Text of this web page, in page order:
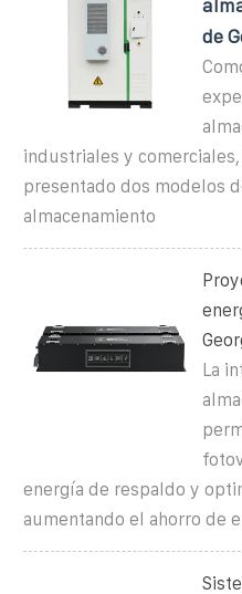
de
industriales y
presentado dos modelos
almacenamiento
La
energía de respaldo y
aumentando el ahorro de